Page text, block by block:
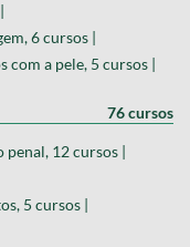
6 cursos |
com a pele, 5 cursos |
76 cursos
12 cursos |
5 cursos |